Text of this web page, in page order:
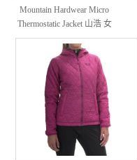
Mountain Hardwear Micro
Thermostatic Jacket 山浩 女
款保暖外套